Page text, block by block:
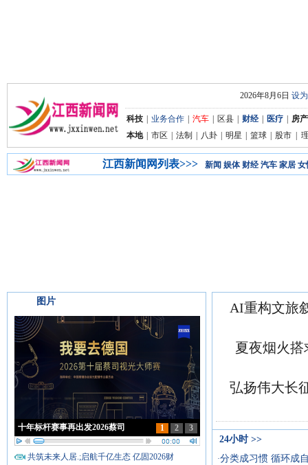
2026年8月6日 设
科技 | 业务合作 | 汽车 | 区县 | 财经 | 医疗 | 房产
本地| 市区 | 法制 | 八卦 | 明星 | 篮球 | 股市 |
江西新闻网列表>>> 新闻 娱体 财经 汽车 家居 女
图片
十年标杆赛事再出发2026蔡司 1 2 3
共筑未来人居.;启航千亿生态 亿固2026财
AI重构文旅
夏夜烟火
弘扬伟大长
24小时 >>
·分类成习惯 循环成